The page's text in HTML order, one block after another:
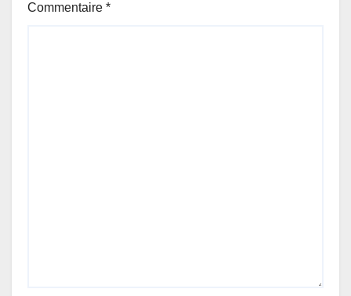
Commentaire *